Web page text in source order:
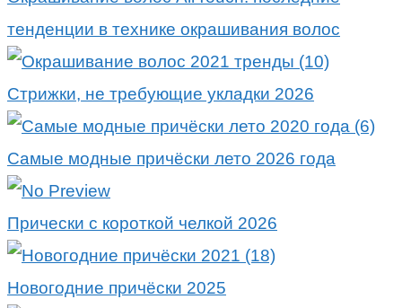
тенденции в технике окрашивания волос
Стрижки, не требующие укладки 2026
Самые модные причёски лето 2026 года
Прически с короткой челкой 2026
Новогодние причёски 2025